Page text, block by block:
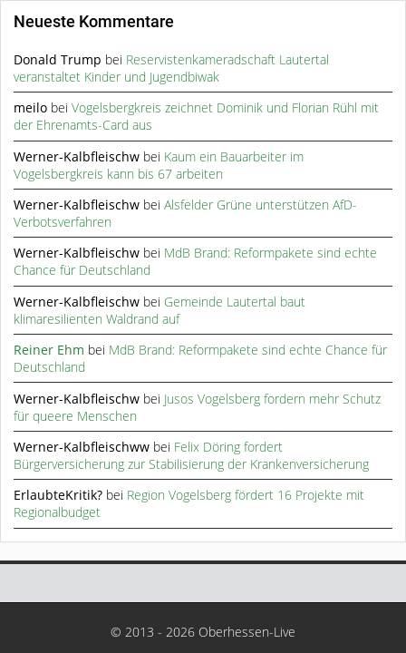
Neueste Kommentare
Donald Trump bei Reservistenkameradschaft Lautertal
veranstaltet Kinder und Jugendbiwak
meilo beiVogelsbergkreis zeichnet Dominik und Florian Rühl mit
der Ehrenamts-Card aus
Werner-Kalbfleischw bei Kaum ein Bauarbeiter im
Vogelsbergkreis kann bis 67 arbeiten
Werner-Kalbfleischw beiAlsfelder Grüne unterstützen AfD-
Verbotsverfahren
Werner-Kalbfleischw bei MdB Brand: Reformpakete sind echte
Chance für Deutschland
Werner-Kalbfleischw bei Gemeinde Lautertal baut
klimaresilienten Waldrand auf
Reiner Ehm bei MdB Brand: Reformpakete sind echte Chance für
Deutschland
Werner-Kalbfleischw bei Jusos Vogelsberg fordern mehr Schutz
für queere Menschen
Werner-Kalbfleischww bei Felix Döring fordert
Bürgerversicherung zur Stabilisierung der Krankenversicherung
ErlaubteKritik? bei Region Vogelsberg fördert 16 Projekte mit
Regionalbudget
© 2013 - 2026 Oberhessen-Live